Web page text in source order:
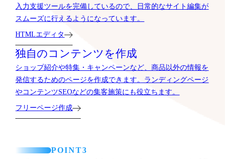
入力支援ツールを完備しているので、日常的なサイト編集が
スムーズに行えるようになっています。
HTMLエディタ
独自のコンテンツを作成
ショップ紹介や特集・キャンペーンなど、商品以外の情報を
発信するためのページを作成できます。ランディングページ
やコンテンツSEOなどの集客施策にも役立ちます。
フリーページ作成
POINT3